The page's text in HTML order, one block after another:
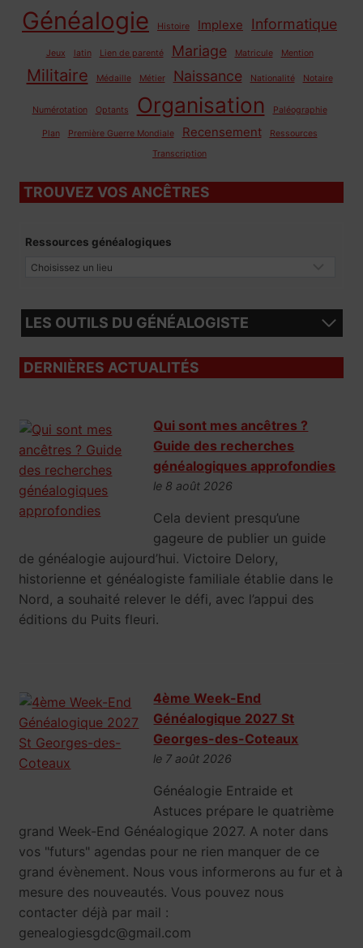
Généalogie Histoire Implexe Informatique
Jeux latin Lien de parenté Mariage Matricule Mention
Militaire Médaille Métier Naissance Nationalité Notaire
Numérotation Optants Organisation Paléographie
Plan Première Guerre Mondiale Recensement
Ressources
Transcription
TROUVEZ VOS ANCÊTRES
Ressources généalogiques
LES OUTILS DU GÉNÉALOGISTE
DERNIÈRES ACTUALITÉS
Qui sont mes ancêtres ?
Guide des recherches
généalogiques approfondies
le 8 août 2026
Cela devient presqu’une
gageure de publier un guide
de généalogie aujourd’hui. Victoire Delory,
historienne et généalogiste familiale établie dans le
Nord, a souhaité relever le défi, avec l’appui des
éditions du Puits fleuri.
4ème Week-End
Généalogique 2027 St
Georges-des-Coteaux
le 7 août 2026
Généalogie Entraide et
Astuces prépare le quatrième
grand Week-End Généalogique 2027. A noter dans
vos "futurs" agendas pour ne rien manquer de ce
grand évènement. Nous vous informerons au fur et à
mesure des nouveautés. Vous pouvez nous
contacter déjà par mail :
genealogiesgdc@gmail.com